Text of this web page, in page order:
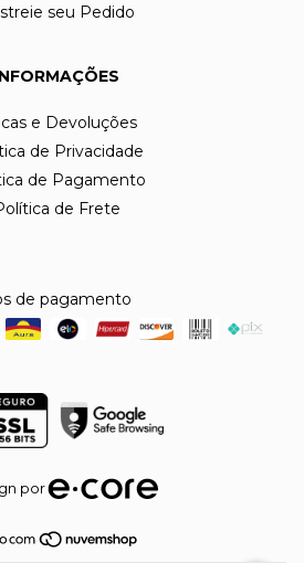
seu Pedido
e Devoluções
de Privacidade
de Pagamento
de Frete
de pagamento
por